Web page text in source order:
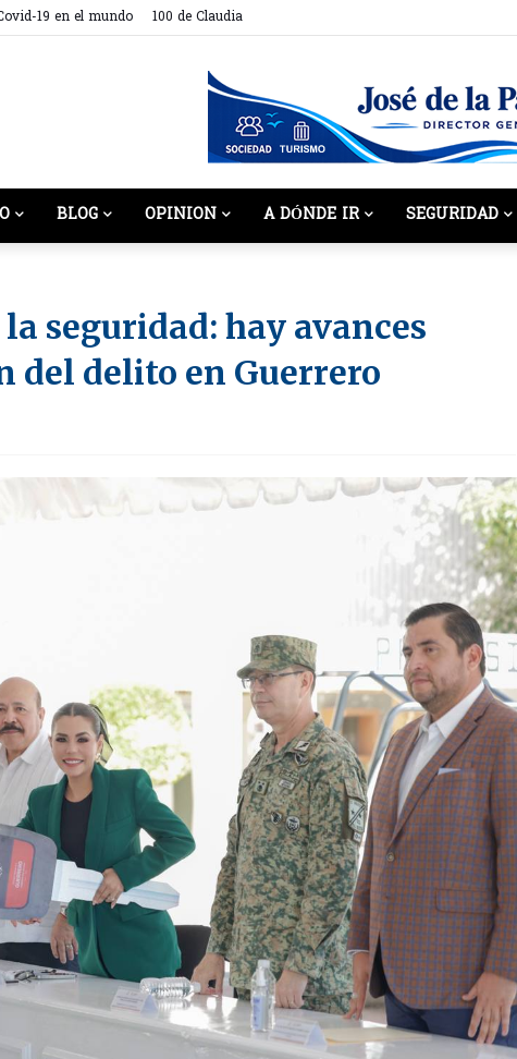
19 en el mundo 100 de Claudia
BLOG OPINION A DÓNDE IR SEGURIDAD
seguridad: hay avances
del delito en Guerrero